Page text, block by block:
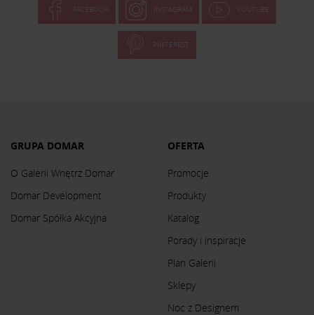
FACEBOOK INSTAGRAM YOUTUBE
PINTEREST
GRUPA DOMAR
O Galerii Wnętrz Domar
Domar Development
Domar Spółka Akcyjna
OFERTA
Promocje
Produkty
Katalog
Porady i inspiracje
Plan Galerii
Sklepy
Noc z Designem